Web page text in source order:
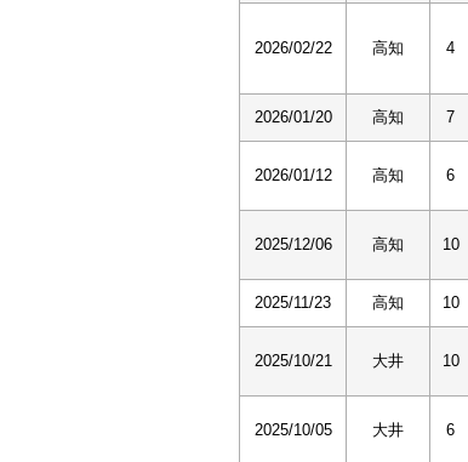
2026/02/22 高知 4
2026/01/20 高知 7
2026/01/12 高知 6
2025/12/06 高知 10
2025/11/23 高知 10
2025/10/21 大井 10
2025/10/05 大井 6